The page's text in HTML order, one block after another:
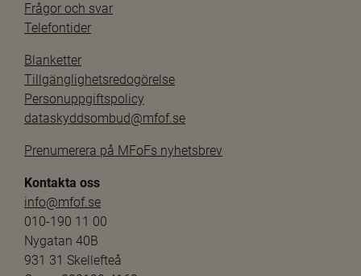
Frågor och svar
Telefontider
Blanketter
Tillgänglighetsredogörelse
Personuppgiftspolicy
dataskyddsombud@mfof.se
Prenumerera på MFoFs nyhetsbrev
Kontakta oss
info@mfof.se
010-190 11 00
Nygatan 40B
931 31 Skellefteå